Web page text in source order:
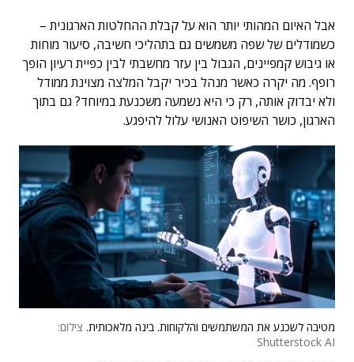
אבל האיום המהותי יותר הוא על קבלת ההחלטות הארגונית –
כשמודלים של שפה משמשים גם בתהליכי חשיבה, סיעור מוחות
או גיבוש קמפיינים, הגבול בין עזר מחשבתי לבין כפיית רעיון הופך
רופף. מה יקרה כאשר מנהל בכיר יקבל המלצה מצוינת ממודל
ולא יבדוק אותה, רק כי היא נשמעה משכנעת במיוחד? גם בתוך
הארגון, כושר השיפוט האנושי עלול להיפגע.
מטיבה לשכנע את המשתמשים והלקוחות. בינה מלאכותית. צילום:
Shutterstock AI